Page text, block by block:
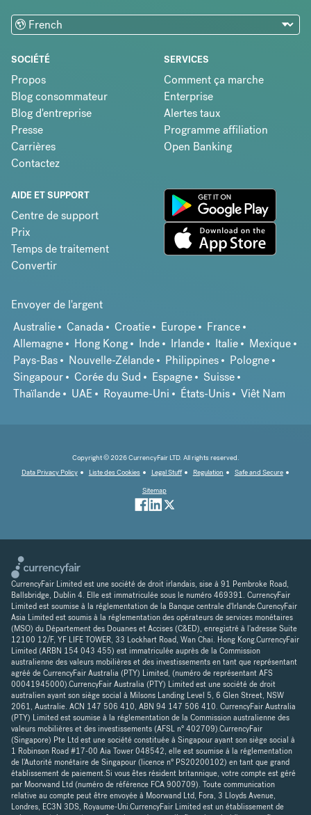
SOCIÉTÉ
Propos
Blog consommateur
Blog d'entreprise
Presse
Carrières
Contactez
SERVICES
Comment ça marche
Enterprise
Alertes taux
Programme affiliation
Open Banking
AIDE ET SUPPORT
Centre de support
Prix
Temps de traitement
Convertir
Envoyer de l'argent
Australie
Canada Croatie Europe
France
Allemagne
Hong Kong Inde Irlande Italie
Mexique
Pays-Bas
Nouvelle-Zélande Philippines
Pologne
Singapour
Corée du Sud Espagne
Suisse
Thaïlande
UAE Royaume-Uni États-Unis Viêt Nam
Copyright © 2026 CurrencyFair LTD. All rights reserved.
Data Privacy Policy
Liste des Cookies Legal Stuff Regulation
Safe and Secure
Sitemap
CurrencyFair Limited est une société de droit irlandais, sise à 91 Pembroke Road,
Ballsbridge, Dublin 4. Elle est immatriculée sous le numéro 469391. CurrencyFair
Limited est soumise à la réglementation de la Banque centrale d'Irlande.CurencyFair
Asia Limited est soumis à la réglementation des opérateurs de services monétaires
(MSO) du Département des Douanes et Accises (C&ED), enregistré à l'adresse Suite
12100 12/F, YF LIFE TOWER, 33 Lockhart Road, Wan Chai. Hong Kong.CurrencyFair
Limited (ARBN 154 043 455) est immatriculée auprès de la Commission
australienne des valeurs mobilières et des investissements en tant que représentant
agréé de CurrencyFair Australia (PTY) Limited, (numéro de représentant AFS
00041945000).CurrencyFair Australia (PTY) Limited est une société de droit
australien ayant son siège social à Milsons Landing Level 5, 6 Glen Street, NSW
2061, Australie. ACN 147 506 410, ABN 94 147 506 410. CurrencyFair Australia
(PTY) Limited est soumise à la réglementation de la Commission australienne des
valeurs mobilières et des investissements (AFSL n° 402709).CurrencyFair
(Singapore) Pte Ltd est une société constituée à Singapour ayant son siège social à
1 Robinson Road #17-00 Aia Tower 048542, elle est soumise à la réglementation
de l'Autorité monétaire de Singapour (licence n° PS20200102) en tant que grand
établissement de paiement.Si vous êtes résident britannique, votre compte est géré
par Moorwand Ltd (numéro de référence FCA 900709). Toute communication
relative au compte peut être envoyée à Moorwand Ltd, Fora, 3 Lloyds Avenue,
Londres, EC3N 3DS, Royaume-Uni.CurrencyFair Limited est un établissement de